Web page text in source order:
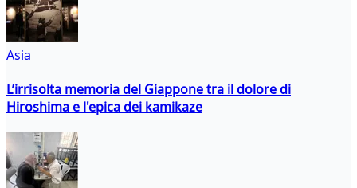
Asia
L’irrisolta memoria del Giappone tra il dolore di
Hiroshima e l'epica dei kamikaze